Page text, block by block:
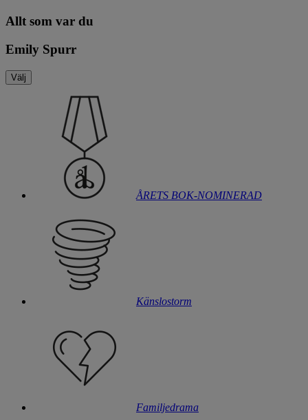
Allt som var du
Emily Spurr
Välj
ÅRETS BOK-NOMINERAD
Känslostorm
Familjedrama